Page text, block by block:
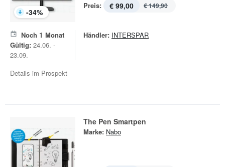
-34%
Preis: € 99,00 € 149,90
Noch 1 Monat
Gültig: 24.06. -
23.09.
Händler: INTERSPAR
Details im Prospekt
The Pen Smartpen
Marke: Nabo